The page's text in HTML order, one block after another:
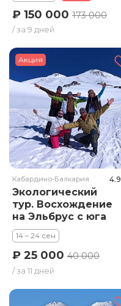
₽ 150 000 173 000
/ за 9 дней
Акция
Кабардино-Балкария 4.9
Экологический
тур. Восхождение
на Эльбрус с юга
14 – 24 сен
₽ 25 000 40 000
/ за 11 дней